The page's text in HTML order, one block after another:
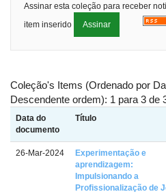
Assinar esta coleção para receber
item inserido
Coleção's Items (Ordenado por
Descendente ordem): 1 para 3 de
Data do
documento
Título
26-Mar-2024
Experimentação e
aprendizagem:
Impulsionando a
Profissionalização de